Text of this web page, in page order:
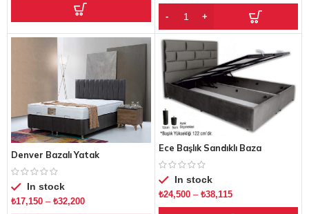
Denver Bazalı Yatak
In stock
₺17,150 – ₺32,200
Ece Başlık Sandıklı Baza
In stock
₺24,500– ₺38,115